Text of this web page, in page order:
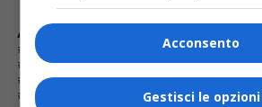
ARGOMENTI CORRELATI:
CRISTINA NATOLI
DITTA «ARTEFICIO»
FONDAZIONE COMUNITÀ NOVARESE ONLUS
SILVANA BRAMANTE
SILVIA ANGIOLINI
SOPRAINTENDENZA DELLE BELLE ARTI
Acconsento
Gestisci le opzioni